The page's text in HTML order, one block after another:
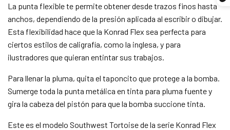
La punta flexible te permite obtener desde trazos finos hasta
anchos, dependiendo de la presión aplicada al escribir o dibujar.
Esta flexibilidad hace que la Konrad Flex sea perfecta para
ciertos estilos de caligrafía, como la inglesa, y para
ilustradores que quieran entintar sus trabajos.
Para llenar la pluma, quita el taponcito que protege a la bomba.
Sumerge toda la punta metálica en tinta para pluma fuente y
gira la cabeza del pistón para que la bomba succione tinta.
Este es el modelo Southwest Tortoise de la serie Konrad Flex
1 Agrega tu producto al carrito yelige pagar
con Meses sin Tarjeta.
2 En tu cuenta de Mercado Pago,elige la
cantidad de meses
y confirma.
Paga mes a mescon saldo disponible,
Crédito sujeto a aprobación.
¿Tienes dudas? Consulta nuestraAyuda.